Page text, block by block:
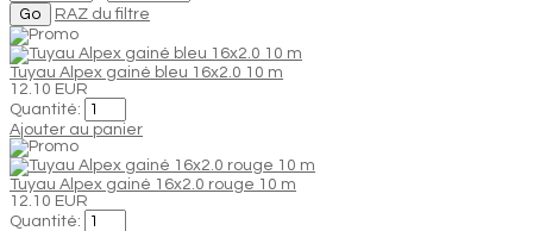
RAZ du filtre
Tuyau Alpex gainé bleu 16x2.0 10 m
12.10 EUR
Quantité:
Ajouter au panier
Tuyau Alpex gainé 16x2.0 rouge 10 m
12.10 EUR
Quantité: